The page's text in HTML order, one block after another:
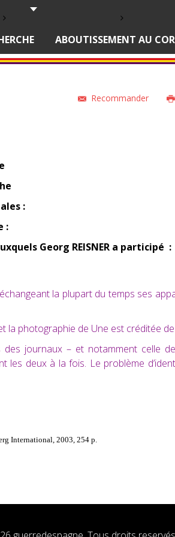
ABOUTISSEMENT AU
Recommander
:
:
Georg REISNER a participé :
la plupart du temps ses
la photographie de Une est créditée
journaux – et notamment celle de
deux à la fois. Le problème
International, 2003, 254 p.